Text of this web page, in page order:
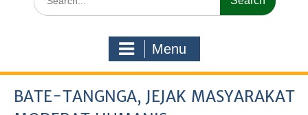
for:
Menu
BATE-TANGNGA, JEJAK MASYARAKAT